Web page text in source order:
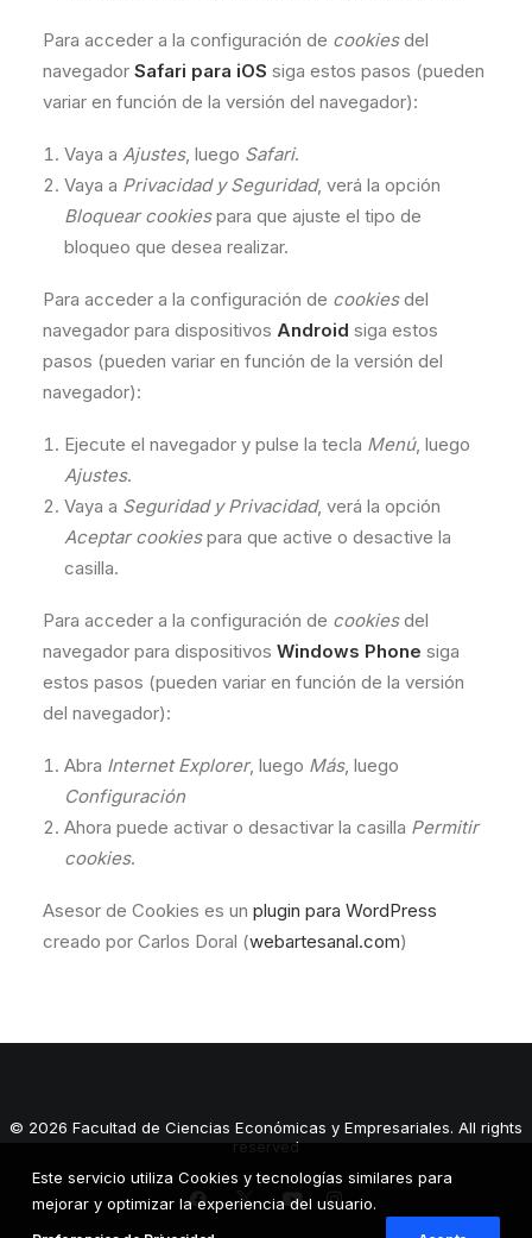
Para acceder a la configuración de cookiesdel
navegador Safari para iOS siga estos pasos (pueden
variar en función de la versión del navegador):
Vaya a Ajustes, luego Safari.
Vaya a Privacidad y Seguridad, verá la opción
Bloquear cookiespara que ajuste el tipo de
bloqueo que desea realizar.
Para acceder a la configuración de cookiesdel
navegador para dispositivos Android siga estos
pasos (pueden variar en función de la versión del
navegador):
Ejecute el navegador y pulse la tecla Menú, luego
Ajustes.
Vaya a Seguridad y Privacidad, verá la opción
Aceptar cookiespara que active o desactive la
casilla.
Para acceder a la configuración de cookiesdel
navegador para dispositivos Windows Phone siga
estos pasos (pueden variar en función de la versión
del navegador):
Abra Internet Explorer, luego Más, luego
Configuración
Ahora puede activar o desactivar la casilla Permitir
cookies.
Asesor de Cookies es un plugin para WordPress
creado por Carlos Doral (webartesanal.com)
© 2026 Facultad de Ciencias Económicas y Empresariales. All rights
reserved
Este servicio utiliza Cookies y tecnologías similares para
mejorar y optimizar la experiencia del usuario.